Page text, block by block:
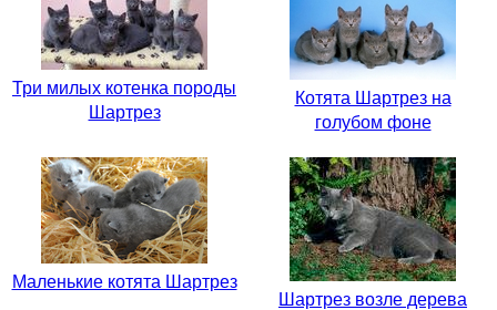
Три милых котенка породы
Шартрез
Котята Шартрез на
голубом фоне
Маленькие котята Шартрез
Шартрез возле дерева